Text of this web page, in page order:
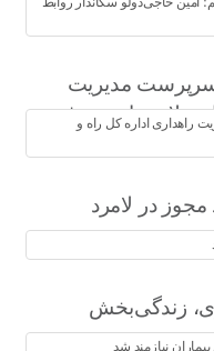
مدیریت
لارستان معرفی
زندگی‌بخش